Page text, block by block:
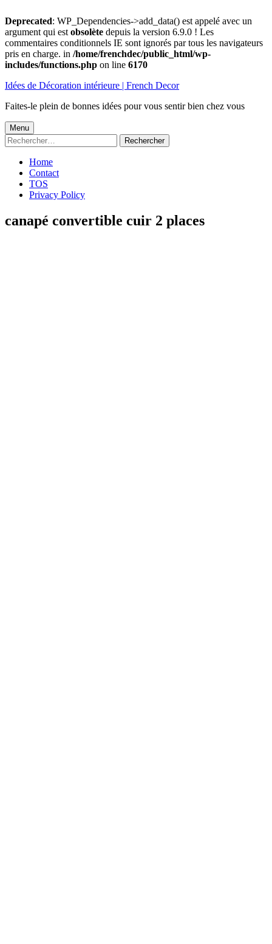
Deprecated: WP_Dependencies->add_data() est appelé avec un
argument qui est obsolète depuis la version 6.9.0 ! Les
commentaires conditionnels IE sont ignorés par tous les navigateurs
pris en charge. in /home/frenchdec/public_html/wp-
includes/functions.php on line 6170
au
Idées de Décoration intérieure | French Decor
Faites-le plein de bonnes idées pour vous sentir bien chez vous
Menu
principal
Menu
Rechercher :
Home
Contact
TOS
Privacy Policy
canapé convertible cuir 2 places